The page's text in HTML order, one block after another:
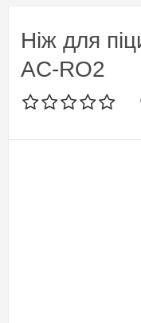
Ніж для
AC-RO2